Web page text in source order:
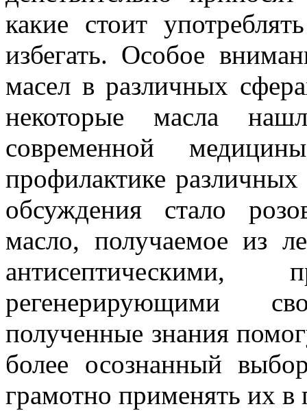
какие стоит
избегать. Особое
масел в различных
некоторые масла
современной
профилактике
обсуждения стало
масло, получаемое из
антисептическими,
регенерирующими
полученные знания
более осознанный
грамотно применять их в